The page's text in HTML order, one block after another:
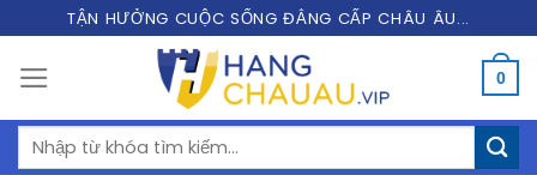
content
TẬN HƯỞNG CUỘC SỐNG ĐẲNG CẤP CHÂU ÂU...
0
Tìm
kiếm: